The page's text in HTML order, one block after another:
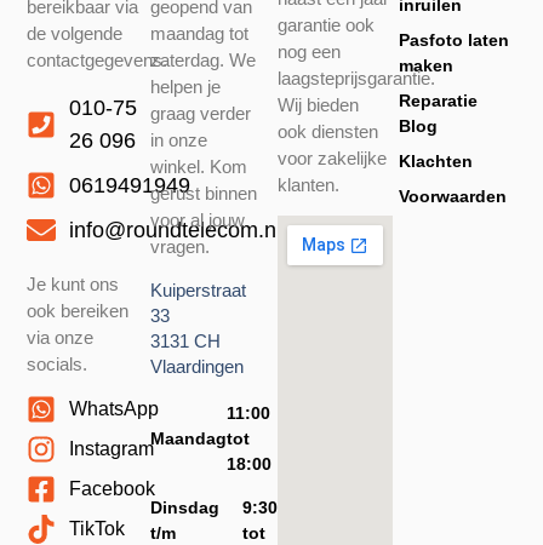
bereikbaar via
de volgende
contactgegevens.
010-75
26 096
0619491949
info@roundtelecom.nl
Je kunt ons
ook bereiken
via onze
socials.
WhatsApp
Instagram
Facebook
TikTok
garantie ook
nog een
laagsteprijsgarantie.
Wij bieden
ook diensten
voor zakelijke
klanten.
geopend van
maandag tot
zaterdag. We
helpen je
graag verder
in onze
winkel. Kom
gerust binnen
voor al jouw
vragen.
Kuiperstraat
33
3131 CH
Vlaardingen
Maandag
11:00
tot
18:00
Dinsdag
t/m
9:30
tot
inruilen
Pasfoto laten
maken
Reparatie
Blog
Klachten
Voorwaarden